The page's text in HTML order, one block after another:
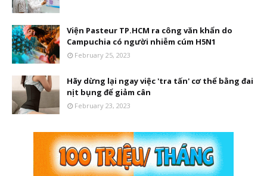
Viện Pasteur TP.HCM ra công văn khẩn do
Campuchia có người nhiễm cúm H5N1
February 25, 2023
Hãy dừng lại ngay việc 'tra tấn' cơ thể bằng đai
nịt bụng để giảm cân
February 23, 2023